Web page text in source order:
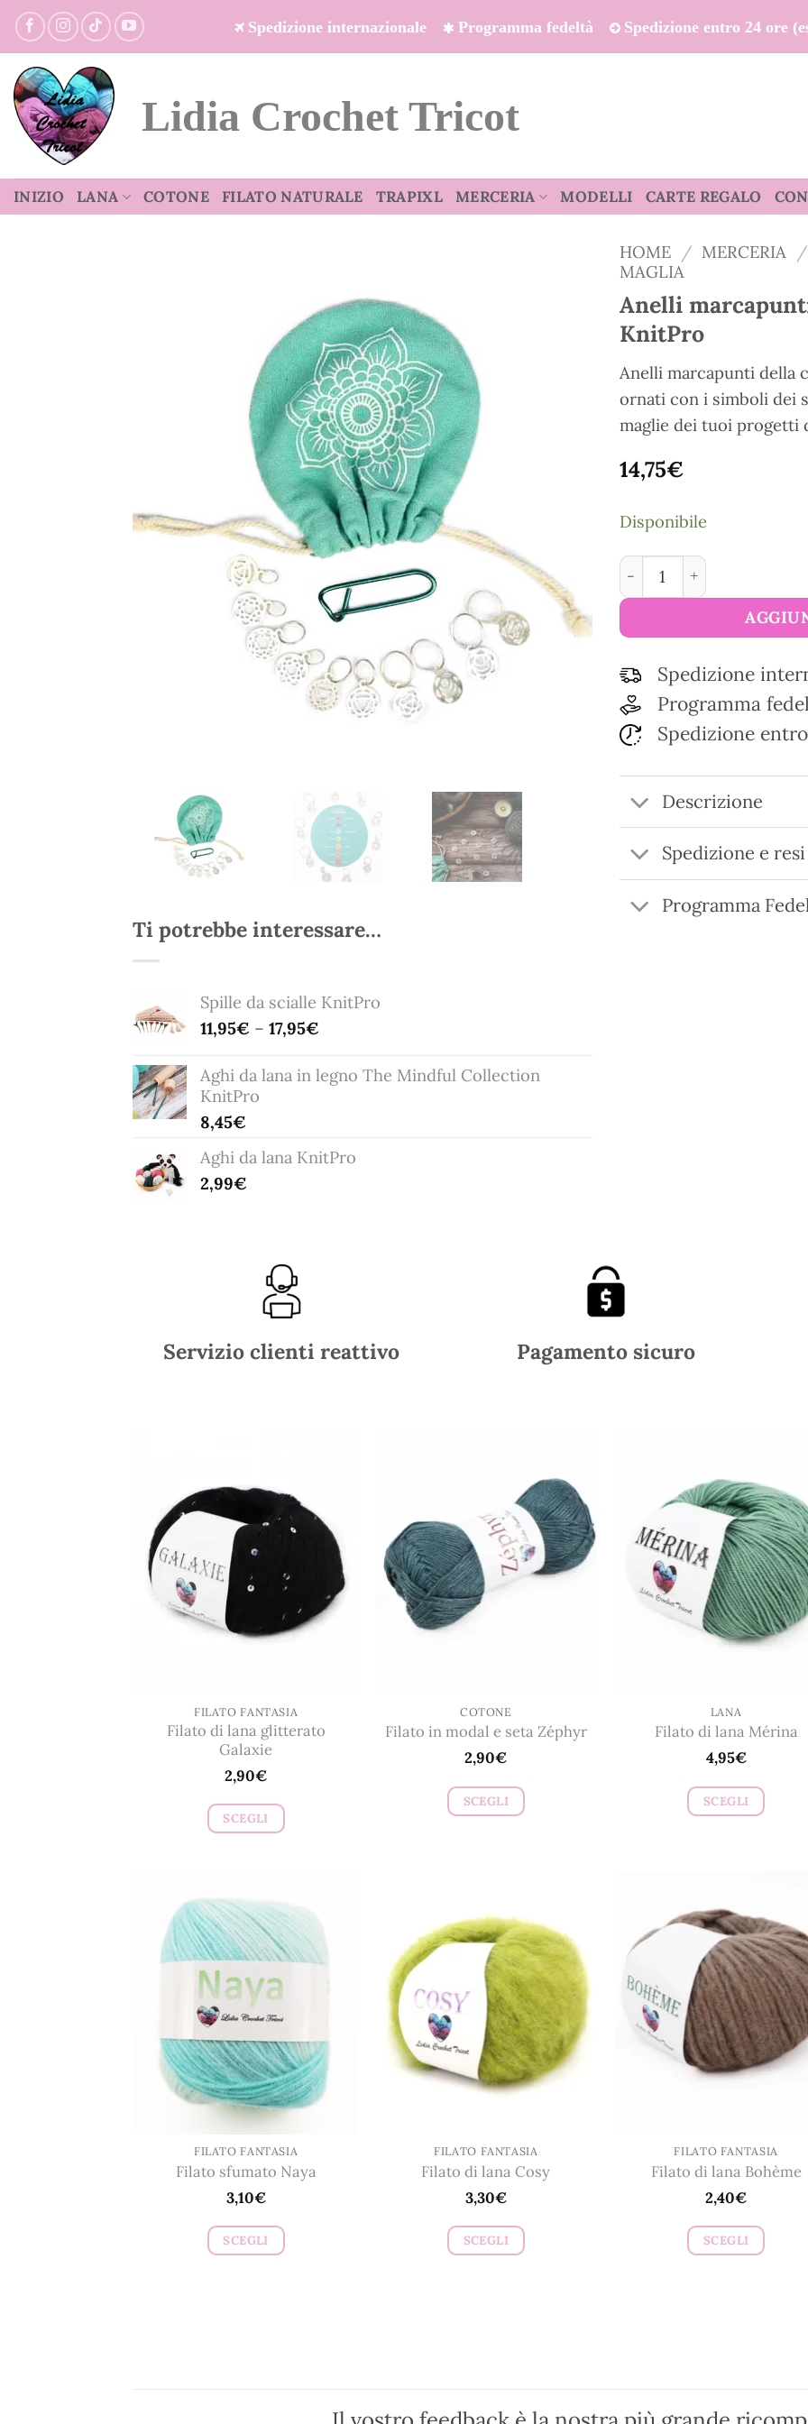
Salta
contenuti
Spedizione internazionale Programma fedeltà Spedizione entro 24 ore
Lidia Crochet Tricot
INIZIO LANA COTONE FILATO NATURALE TRAPIXL MERCERIA MODELLI CARTE REGALO
Ti potrebbe interessare…
Spille da scialle KnitPro
11,95€ – 17,95€
Aghi da lana in legno The Mindful Collection
KnitPro
8,45€
Aghi da lana KnitPro
2,99€
HOME / MERCERIA /
MAGLIA
Anelli
KnitPro
Anelli marcapunti della
ornati con i simboli dei
maglie dei tuoi progetti
14,75€
Disponibile
Anelli marcapunti The
Spedizione
Programma
Spedizione
Descrizione
Spedizione e resi
Programma
Servizio clienti reattivo Pagamento sicuro
FILATO FANTASIA
Filato di lana glitterato
Galaxie
2,90€
SCEGLI
più
varianti.
Le
opzioni
possono
scelte
nella
pagina
del
prodotto
COTONE
Filato in modal e seta Zéphyr
2,90€
SCEGLI
varianti.
Le
opzioni
possono
essere
scelte
nella
pagina
LANA
Filato di lana Mérina
4,95€
SCEGLI
varianti.
Le
opzioni
possono
essere
scelte
nella
pagina
FILATO FANTASIA
Filato sfumato Naya
3,10€
SCEGLI
FILATO FANTASIA
Filato di lana Cosy
3,30€
SCEGLI
opzioni
FILATO FANTASIA
Filato di lana Bohème
2,40€
SCEGLI
opzioni